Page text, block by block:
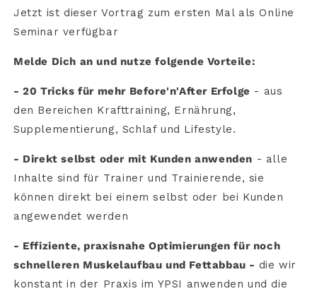
Jetzt ist dieser Vortrag zum ersten Mal als Online
Seminar verfügbar
Melde Dich an und nutze folgende Vorteile:
- 20 Tricks für mehr Before'n'After Erfolge - aus
den Bereichen Krafttraining, Ernährung,
Supplementierung, Schlaf und Lifestyle.
- Direkt selbst oder mit Kunden anwenden - alle
Inhalte sind für Trainer und Trainierende, sie
können direkt bei einem selbst oder bei Kunden
angewendet werden
- Effiziente, praxisnahe Optimierungen für noch
schnelleren Muskelaufbau und Fettabbau - die wir
konstant in der Praxis im YPSI anwenden und die